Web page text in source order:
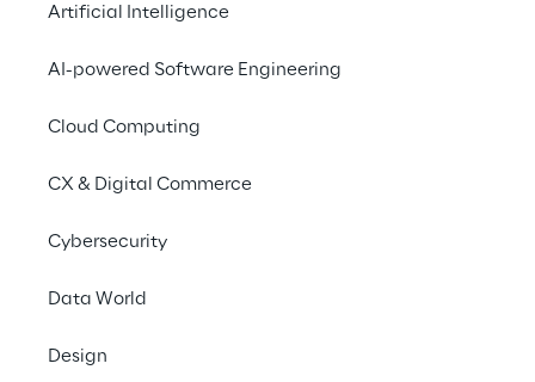
Artificial Intelligence
AI-powered Software Engineering
Cloud Computing
CX & Digital Commerce
Cybersecurity
Data World
Design
Verbesserung der Abfalltrennung in seinen
wird die Menge recycelten Abfälle
für die Wiederverwendung und das